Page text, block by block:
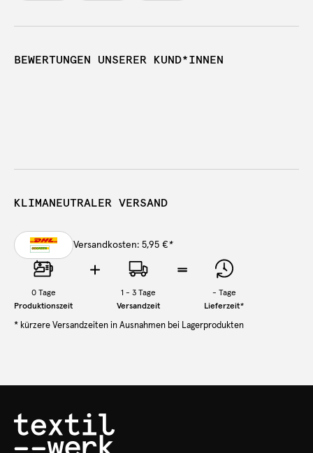
BEWERTUNGEN UNSERER KUND*INNEN
KLIMANEUTRALER VERSAND
Versandkosten: 5,95 €*
0Tage
Produktionszeit
1 - 3 Tage
Versandzeit
- Tage
Lieferzeit*
* kürzere Versandzeiten in Ausnahmen bei Lagerprodukten